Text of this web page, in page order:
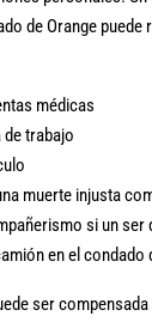
de Orange puede
médicas
de trabajo
muerte injusta
si un ser
en el condado
ser